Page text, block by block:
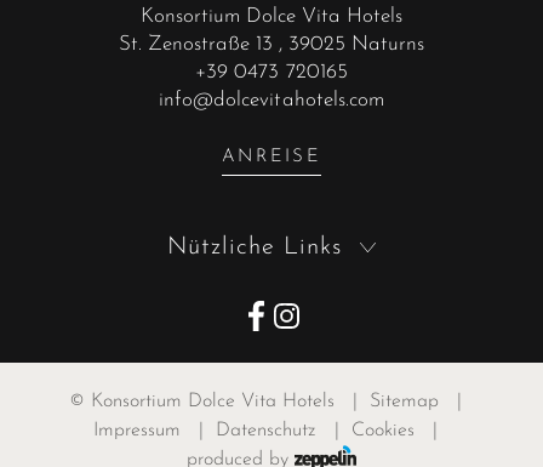
Konsortium Dolce Vita Hotels
St. Zenostraße 13 , 39025 Naturns
+39 0473 720165
info@dolcevitahotels.com
ANREISE
Nützliche Links
© Konsortium Dolce Vita Hotels Sitemap
Impressum
Datenschutz Cookies
produced by